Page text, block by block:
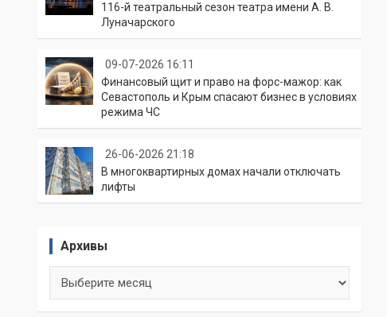
116-й театральный сезон театра имени А. В.
Луначарского
09-07-2026 16:11
Финансовый щит и право на форс-мажор: как
Севастополь и Крым спасают бизнес в условиях
режима ЧС
26-06-2026 21:18
В многоквартирных домах начали отключать
лифты
Архивы